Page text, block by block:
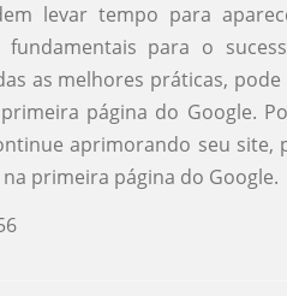
levar tempo para
fundamentais para o
as melhores práticas,
página do Google.
aprimorando seu site,
primeira página do Google.